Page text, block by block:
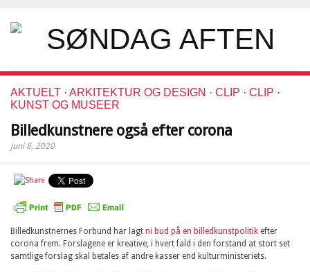
AKTUELT · ARKITEKTUR OG DESIGN · CLIP · CLIP ·
KUNST OG MUSEER
Billedkunstnere også efter corona
juni 8, 2020
Billedkunstnernes Forbund har lagt ni bud på en billedkunstpolitik efter
corona frem. Forslagene er kreative, i hvert fald i den forstand at stort set
samtlige forslag skal betales af andre kasser end kulturministeriets.